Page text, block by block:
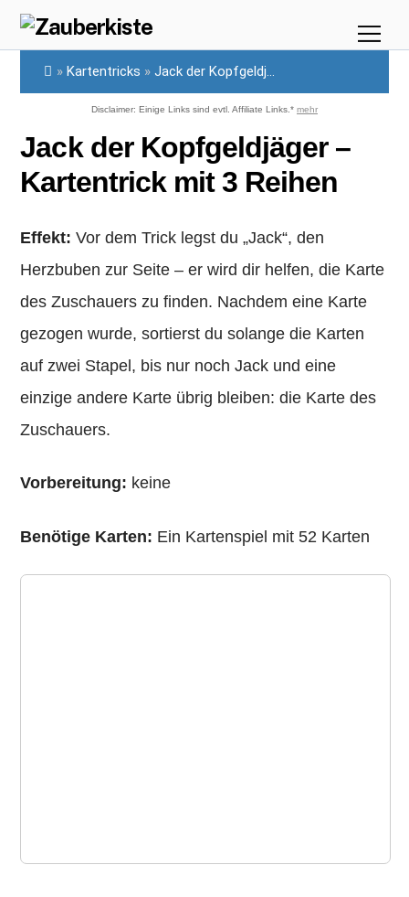
Skip
to
content » Kartentricks » Jack der Kopfgeldj...
Disclaimer: Einige Links sind evtl. Affiliate Links.* mehr
Jack der Kopfgeldjäger –
Kartentrick mit 3 Reihen
Effekt: Vor dem Trick legst du „Jack“, den
Herzbuben zur Seite – er wird dir helfen, die Karte
des Zuschauers zu finden. Nachdem eine Karte
gezogen wurde, sortierst du solange die Karten
auf zwei Stapel, bis nur noch Jack und eine
einzige andere Karte übrig bleiben: die Karte des
Zuschauers.
Vorbereitung: keine
Benötige Karten: Ein Kartenspiel mit 52 Karten